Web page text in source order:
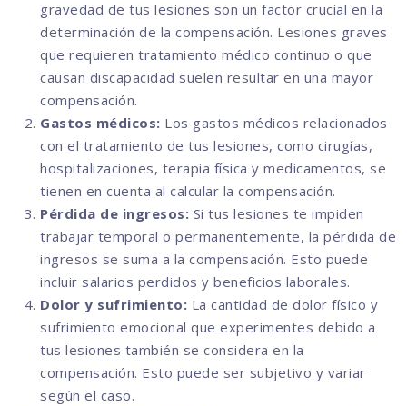
gravedad de tus lesiones son un factor crucial en la
determinación de la compensación. Lesiones graves
que requieren tratamiento médico continuo o que
causan discapacidad suelen resultar en una mayor
compensación.
Gastos médicos: Los gastos médicos relacionados
con el tratamiento de tus lesiones, como cirugías,
hospitalizaciones, terapia física y medicamentos, se
tienen en cuenta al calcular la compensación.
Pérdida de ingresos: Si tus lesiones te impiden
trabajar temporal o permanentemente, la pérdida de
ingresos se suma a la compensación. Esto puede
incluir salarios perdidos y beneficios laborales.
Dolor y sufrimiento: La cantidad de dolor físico y
sufrimiento emocional que experimentes debido a
tus lesiones también se considera en la
compensación. Esto puede ser subjetivo y variar
según el caso.